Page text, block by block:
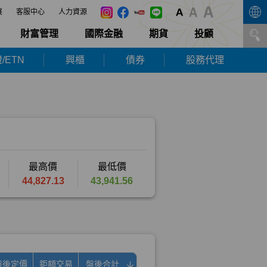
客服中心 人力資源
財富管理 國際金融 期貨 投顧
ETN 興櫃 債券 股務代理